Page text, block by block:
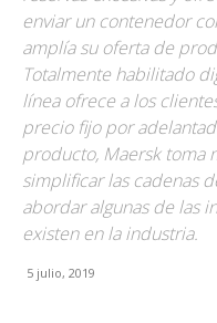
enviar un contenedor
amplía su oferta de
Totalmente habilitado
línea ofrece a los
precio fijo por
producto, Maersk toma
simplificar las cadenas
abordar algunas de las
existen en la industria.
5 julio, 2019